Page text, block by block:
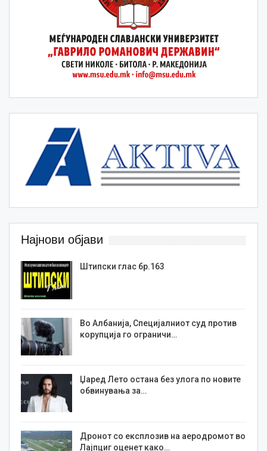
Најнови објави
Штипски глас бр.163
Во Албанија, Специјалниот суд против
корупција го ограничи…
Џаред Лето остана без улога по новите
обвинувања за…
Дронот со експлозив на аеродромот во
Лајпциг оценет како…